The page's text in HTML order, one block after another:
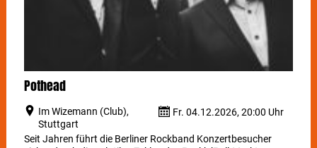
Pothead
Im Wizemann (Club),
Stuttgart
Fr. 04.12.2026, 20:00 Uhr
Seit Jahren führt die Berliner Rockband Konzertbesucher